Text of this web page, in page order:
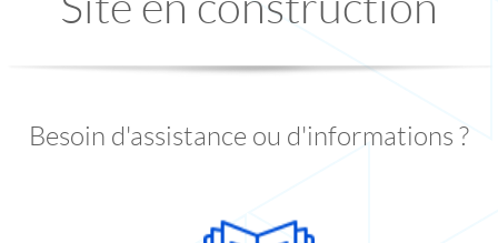
Besoin d'assistance ou d'informations ?